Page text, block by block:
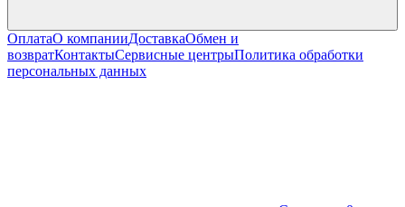
ОплатаО компанииДоставкаОбмен и
возвратКонтактыСервисные центрыПолитика обработки
персональных данных